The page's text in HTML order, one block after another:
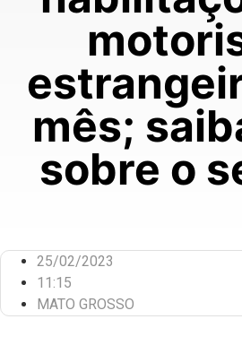
mês;
sobre o
25/02/2023
11:15
MATO GROSSO